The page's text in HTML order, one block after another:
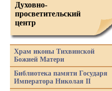
Духовно-
просветительский
центр
Храм иконы Тихвинской
Божией Матери
Библиотека памяти Государя
Императора Николая II